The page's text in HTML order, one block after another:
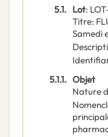
5.1. Lot:
Titre:
Samedi
5.1.1. Objet
Nature